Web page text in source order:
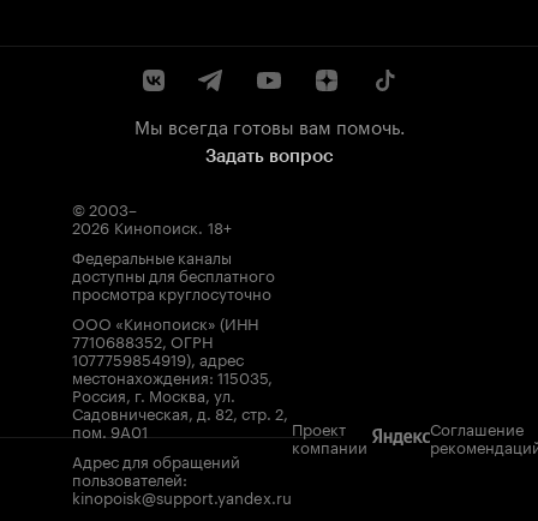
Мы всегда готовы вам помочь.
Задать вопрос
© 2003–
2026 Кинопоиск. 18+
Федеральные каналы
доступны для бесплатного
просмотра круглосуточно
ООО «Кинопоиск» (ИНН
7710688352, ОГРН
1077759854919), адрес
местонахождения: 115035,
Россия, г. Москва, ул.
Садовническая, д. 82, стр. 2,
пом. 9А01
Адрес для обращений
пользователей:
kinopoisk@support.yandex.ru
Проект
компании
Соглашение